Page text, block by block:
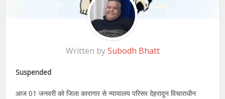
Written bySubodh Bhatt
Suspended
आज 01 जनवरी को जिला कारागार से न्यायालय परिसर देहरादून विचाराधीन